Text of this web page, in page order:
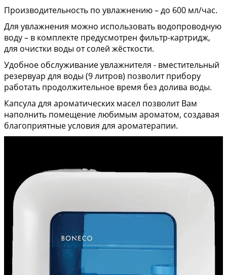
Производительность по увлажнению – до 600 мл/час.
Для увлажнения можно использовать водопроводную
воду – в комплекте предусмотрен фильтр-картридж,
для очистки воды от солей жёсткости.
Удобное обслуживание увлажнителя - вместительный
резервуар для воды (9 литров) позволит прибору
работать продолжительное время без долива воды.
Капсула для ароматических масел позволит Вам
наполнить помещение любимым ароматом, создавая
благоприятные условия для ароматерапии.